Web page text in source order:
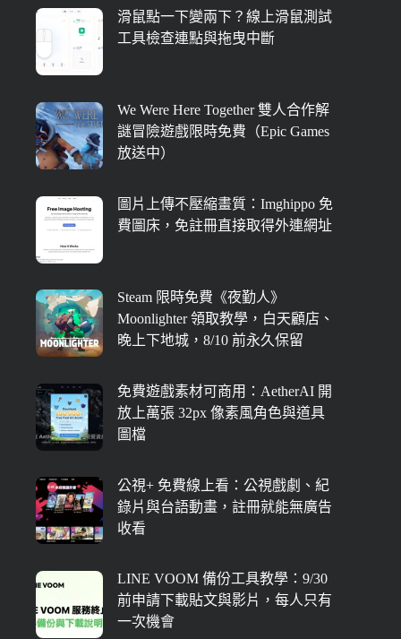
滑鼠點一下變兩下？線上滑鼠測試
工具檢查連點與拖曳中斷
We Were Here Together 雙人合作解
謎冒險遊戲限時免費（Epic Games
放送中）
圖片上傳不壓縮畫質：Imghippo 免
費圖床，免註冊直接取得外連網址
Steam 限時免費《夜勤人》
Moonlighter 領取教學，白天顧店、
晚上下地城，8/10 前永久保留
免費遊戲素材可商用：AetherAI 開
放上萬張 32px 像素風角色與道具
圖檔
公視+ 免費線上看：公視戲劇、紀
錄片與台語動畫，註冊就能無廣告
收看
LINE VOOM 備份工具教學：9/30
前申請下載貼文與影片，每人只有
一次機會